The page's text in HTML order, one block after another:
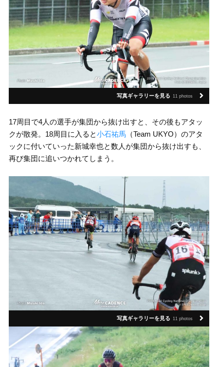
写真ギャラリーを見る 11 photos
17周目で4人の選手が集団から抜け出すと、その後もアタッ
クが散発。18周目に入ると小石祐馬（Team UKYO）のアタ
ックに付いていった新城幸也と数人が集団から抜け出すも、
再び集団に追いつかれてしまう。
写真ギャラリーを見る 11 photos